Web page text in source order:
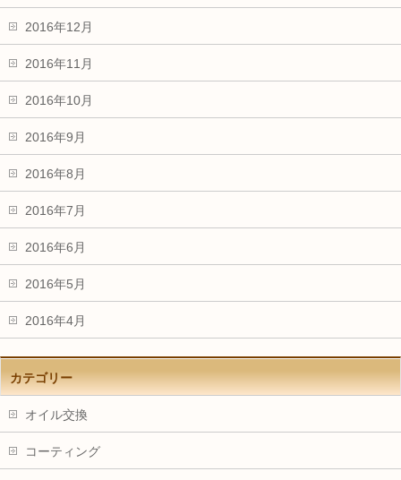
2016年12月
2016年11月
2016年10月
2016年9月
2016年8月
2016年7月
2016年6月
2016年5月
2016年4月
カテゴリー
オイル交換
コーティング